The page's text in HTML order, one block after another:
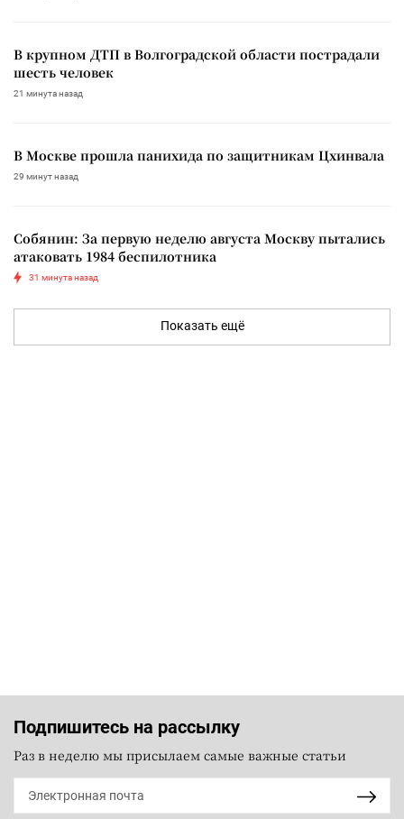
В крупном ДТП в Волгоградской области пострадали
шесть человек
21 минута назад
В Москве прошла панихида по защитникам Цхинвала
29 минут назад
Собянин: За первую неделю августа Москву пытались
атаковать 1984 беспилотника
31 минута назад
Показать ещё
Подпишитесь на рассылку
Раз в неделю мы присылаем самые важные статьи